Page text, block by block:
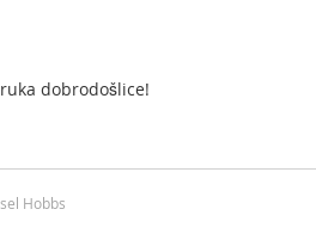
dobrodošlice!
Hobbs